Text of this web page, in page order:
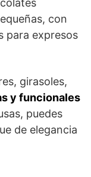
con
para expresos
girasoles,
y funcionales
puedes
de elegancia